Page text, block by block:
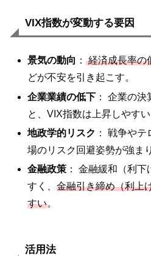
VIX指数が変動する要因
景気の動向 ：経済成長率の
どが不安を引き起こす。
企業業績の低下 ： 企業の
と、VIX指数は上昇しやすい
地政学的リスク ： 戦争や
場のリスク回避姿勢が強ま
金融政策 ： 金融緩和（利
すく、金融引き締め（利上
すい。
活用法